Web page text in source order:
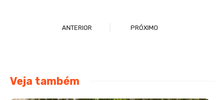
ANTERIOR PRÓXIMO
Veja também